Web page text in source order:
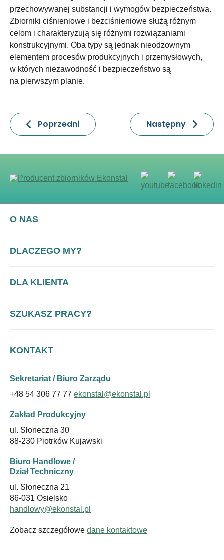
przechowywanej substancji i wymogów bezpieczeństwa.
Zbiorniki ciśnieniowe i bezciśnieniowe służą różnym
celom i charakteryzują się różnymi rozwiązaniami
konstrukcyjnymi. Oba typy są jednak nieodzownym
elementem procesów produkcyjnych i przemysłowych,
w których niezawodność i bezpieczeństwo są
na pierwszym planie.
Poprzedni Następny
O NAS
Informacje ogólne
Fundusze Unijne
DLACZEGO MY?
Ciekawe realizacje
Nagrody i certyfikaty
DLA KLIENTA
Komory normobaryczne
Zbiornik na diesel, w kontenerze morskim
Zbiorniki przemysłowe
Ogólne Warunki Gwarancji EN
SZUKASZ PRACY?
Aplikuj on-line
KONTAKT
Sekretariat / Biuro Zarządu
+48 54 306 77 77 ekonstal@ekonstal.pl
Zakład Produkcyjny
ul. Słoneczna 30
88-230 Piotrków Kujawski
Biuro Handlowe /
Dział Techniczny
ul. Słoneczna 21
86-031 Osielsko
handlowy@ekonstal.pl
Zobacz szczegółowe dane kontaktowe